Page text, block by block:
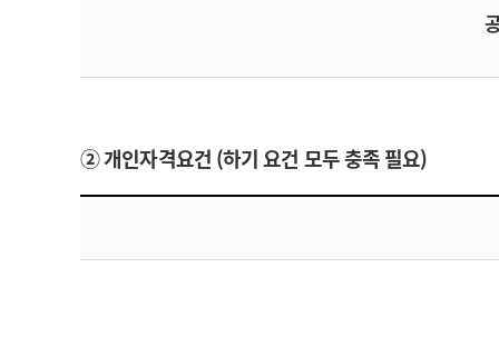
② 개인자격요건 (하기 요건 모두 충족 필요)